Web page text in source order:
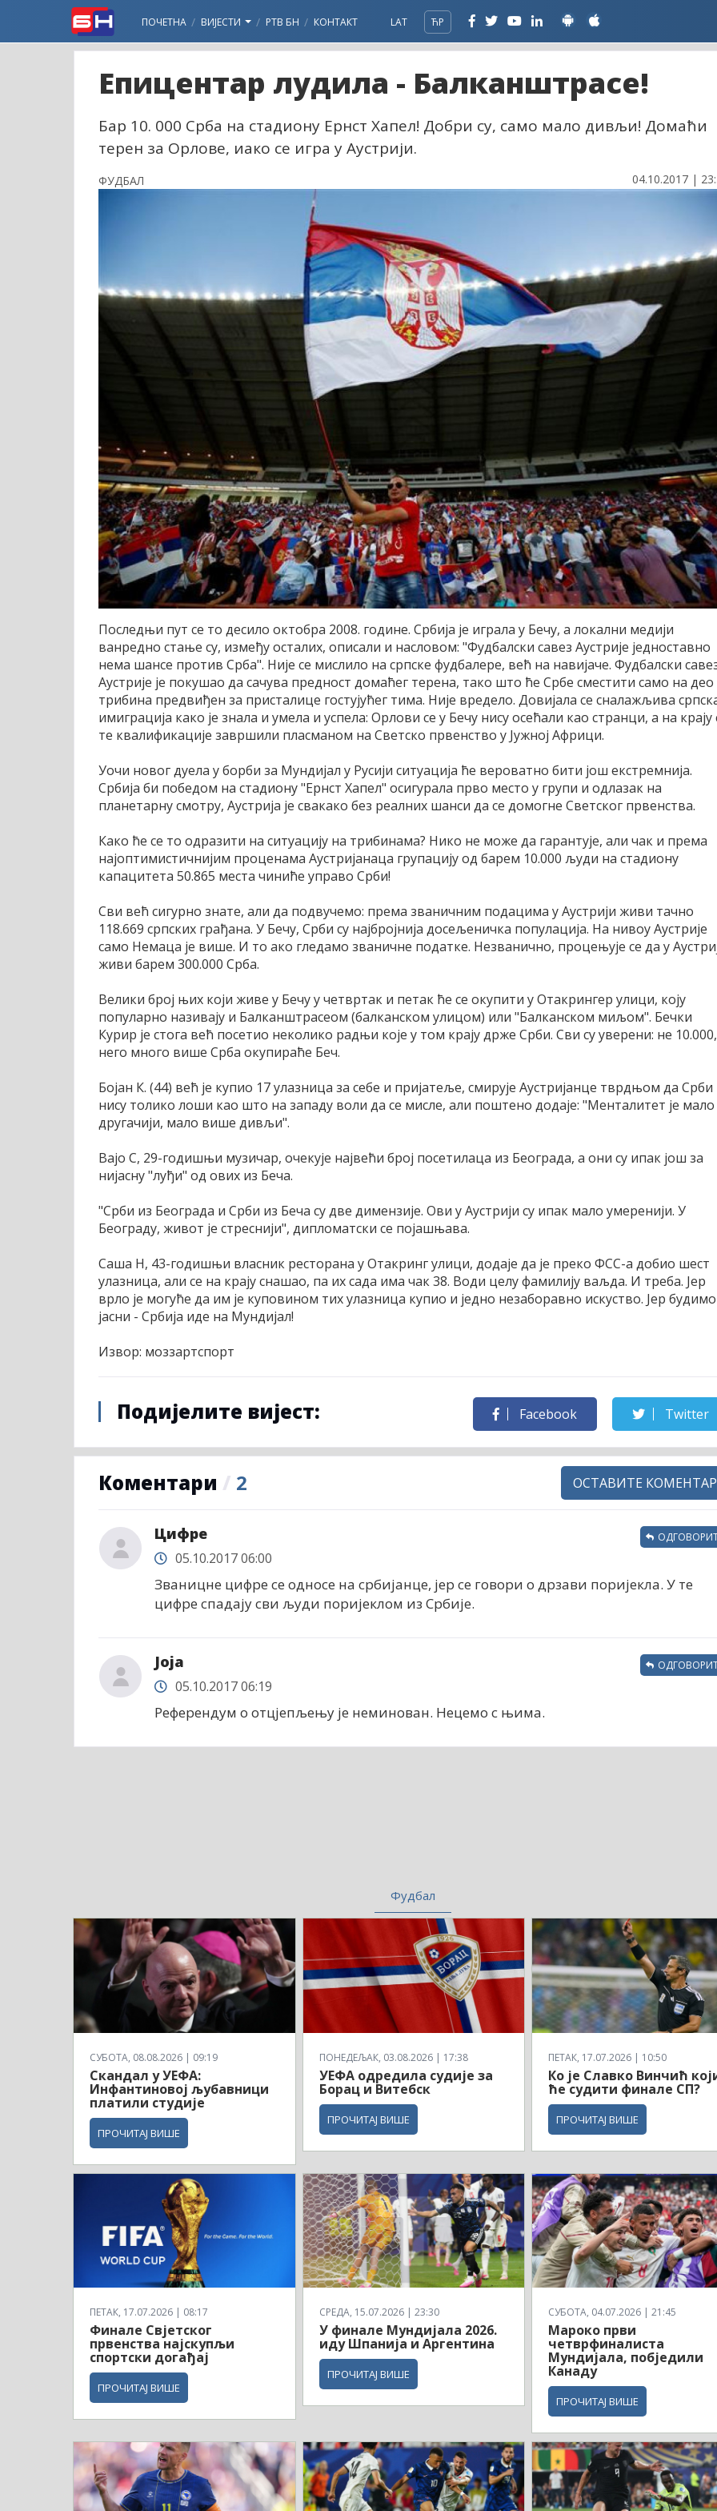
ПОЧЕТНА ВИЈЕСТИ РТВ БН КОНТАКТ LAT ЋР
Епицентар лудила - Балканштрасе!
Бар 10. 000 Срба на стадиону Ернст Хапел! Добри су, само мало дивљи! Домаћи
терен за Орлове, иако се игра у Аустрији.
ФУДБАЛ 04.10.2017 |
Последњи пут се то десило октобра 2008. године. Србија је играла у Бечу, а локални медији
ванредно стање су, између осталих, описали и насловом: "Фудбалски савез Аустрије једноставно
нема шансе против Срба". Није се мислило на српске фудбалере, већ на навијаче. Фудбалски
Аустрије је покушао да сачува предност домаћег терена, тако што ће Србе сместити само на део
трибина предвиђен за присталице гостујућег тима. Није вредело. Довијала се сналажљива
имиграција како је знала и умела и успела: Орлови се у Бечу нису осећали као странци, а на крају
те квалификације завршили пласманом на Светско првенство у Јужној Африци.
Уочи новог дуела у борби за Мундијал у Русији ситуација ће вероватно бити још екстремнија.
Србија би победом на стадиону "Ернст Хапел" осигурала прво место у групи и одлазак на
планетарну смотру, Аустрија је свакако без реалних шанси да се домогне Светског првенства.
Како ће се то одразити на ситуацију на трибинама? Нико не може да гарантује, али чак и према
најоптимистичнијим проценама Аустријанаца групацију од барем 10.000 људи на стадиону
капацитета 50.865 места чиниће управо Срби!
Сви већ сигурно знате, али да подвучемо: према званичним подацима у Аустрији живи тачно
118.669 српских грађана. У Бечу, Срби су најбројнија досељеничка популација. На нивоу Аустрије
само Немаца је више. И то ако гледамо званичне податке. Незванично, процењује се да у
живи барем 300.000 Срба.
Велики број њих који живе у Бечу у четвртак и петак ће се окупити у Отакрингер улици, коју
популарно називају и Балканштрасеом (балканском улицом) или "Балканском миљом". Бечки
Курир је стога већ посетио неколико радњи које у том крају држе Срби. Сви су уверени: не 10.000,
него много више Срба окупираће Беч.
Бојан К. (44) већ је купио 17 улазница за себе и пријатеље, смирује Аустријанце тврдњом да Срби
нису толико лоши као што на западу воли да се мисле, али поштено додаје: "Менталитет је мало
другачији, мало више дивљи".
Вајо С, 29-годишњи музичар, очекује највећи број посетилаца из Београда, а они су ипак још за
нијасну "луђи" од ових из Беча.
"Срби из Београда и Срби из Беча су две димензије. Ови у Аустрији су ипак мало умеренији. У
Београду, живот је стреснији", дипломатски се појашњава.
Саша Н, 43-годишњи власник ресторана у Отакринг улици, додаје да је преко ФСС-а добио шест
улазница, али се на крају снашао, па их сада има чак 38. Води целу фамилију ваљда. И треба. Јер
врло је могуће да им је куповином тих улазница купио и једно незаборавно искуство. Јер будимо
јасни - Србија иде на Мундијал!
Извор: моззартспорт
Подијелите вијест: Facebook Twitter
Коментари / 2 ОСТАВИТЕ КОМЕНТАР
Цифре
05.10.2017 06:00
Званицне цифре се односе на србијанце, јер се говори о дрзави поријекла. У те
цифре спадају сви људи поријеклом из Србије.
Јоја
05.10.2017 06:19
Референдум о отцјепљењу је неминован. Нецемо с њима.
Фудбал
СУБОТА, 08.08.2026 | 09:19
Скандал у УЕФА:
Инфантиновој љубавници
платили студије
ПРОЧИТАЈ ВИШЕ
ПОНЕДЕЉАК, 03.08.2026 | 17:38
УЕФА одредила судије за
Борац и Витебск
ПРОЧИТАЈ ВИШЕ
ПЕТАК, 17.07.2026 | 10:50
Ко је Славко Винчић
ће судити финале СП?
ПРОЧИТАЈ ВИШЕ
ПЕТАК, 17.07.2026 | 08:17
Финале Свјетског
првенства најскупљи
спортски догађај
ПРОЧИТАЈ ВИШЕ
СРЕДА, 15.07.2026 | 23:30
У финале Мундијала 2026.
иду Шпанија и Аргентина
ПРОЧИТАЈ ВИШЕ
СУБОТА, 04.07.2026 | 21:45
Мароко први
четврфиналиста
Мундијала, побједили
Канаду
ПРОЧИТАЈ ВИШЕ